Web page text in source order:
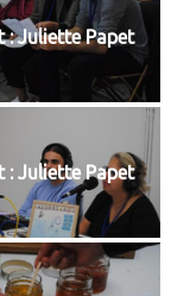
: Juliette Papet
: Juliette Papet